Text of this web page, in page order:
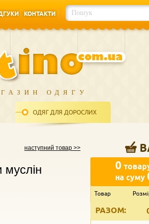
КОНТАКТИ
ОДЯГУ
ОДЯГ ДЛЯ ДОРОСЛИХ
0
на суму
Товар
РАЗОМ:
наступний товар >>